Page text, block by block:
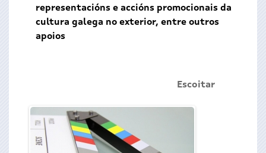
representacións e accións promocionais da
cultura galega no exterior, entre outros
apoios
Escoitar